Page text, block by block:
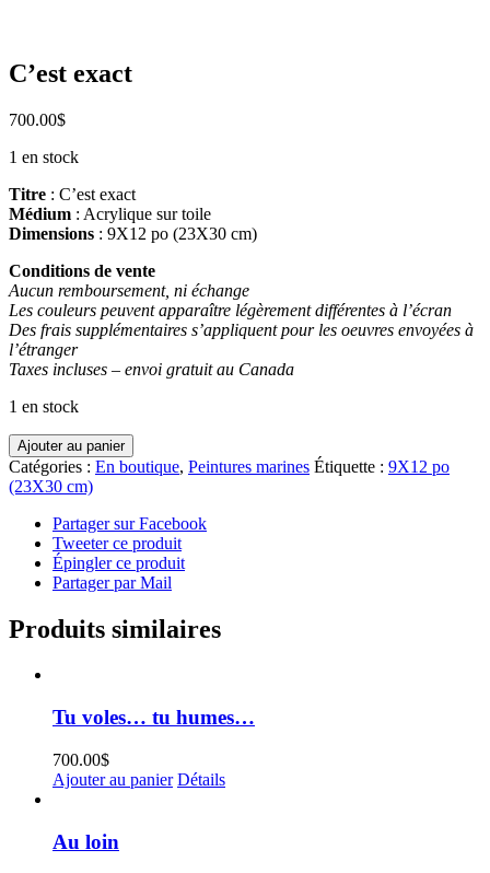
C’est exact
700.00$
1 en stock
Titre : C’est exact
Médium : Acrylique sur toile
Dimensions : 9X12 po (23X30 cm)
Conditions de vente
Aucun remboursement, ni échange
Les couleurs peuvent apparaître légèrement différentes à l’écran
Des frais supplémentaires s’appliquent pour les oeuvres envoyées à
l’étranger
Taxes incluses – envoi gratuit au Canada
1 en stock
quantité
de
C'est
exact
Ajouter au panier
Catégories : En boutique, Peintures marines Étiquette : 9X12 po
(23X30 cm)
Partager sur Facebook
Tweeter ce produit
Épingler ce produit
Partager par Mail
Produits similaires
Tu voles… tu humes…
700.00$
Ajouter au panier Détails
Au loin